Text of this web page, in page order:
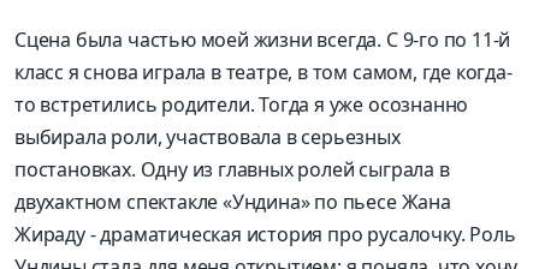
Сцена была частью моей жизни всегда. С 9-го по 11-й
класс я снова играла в театре, в том самом, где когда-
то встретились родители. Тогда я уже осознанно
выбирала роли, участвовала в серьезных
постановках. Одну из главных ролей сыграла в
двухактном спектакле «Ундина» по пьесе Жана
Жираду - драматическая история про русалочку. Роль